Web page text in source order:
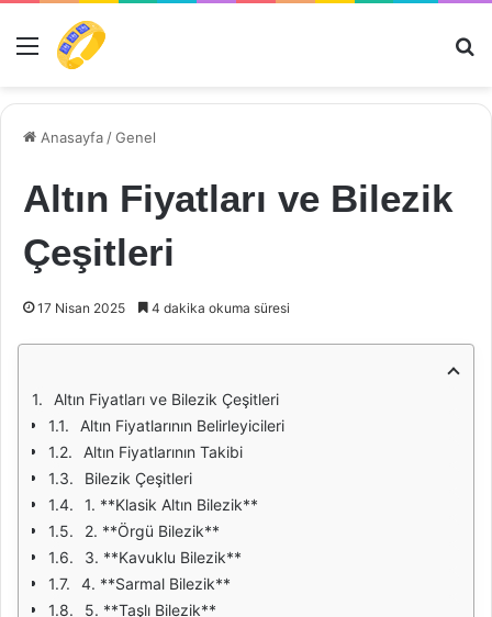
Menü
Anasayfa /Genel
Altın Fiyatları ve Bilezik
Çeşitleri
17 Nisan 2025 4 dakika okuma süresi
Altın Fiyatları ve Bilezik Çeşitleri
Altın Fiyatlarının Belirleyicileri
Altın Fiyatlarının Takibi
Bilezik Çeşitleri
1. **Klasik Altın Bilezik**
2. **Örgü Bilezik**
3. **Kavuklu Bilezik**
4. **Sarmal Bilezik**
5. **Taşlı Bilezik**